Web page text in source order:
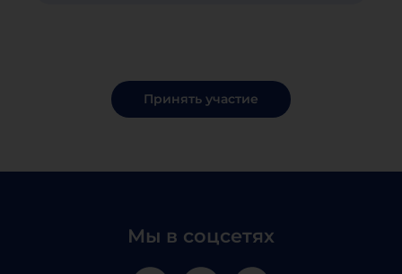
Принять участие
Мы в соцсетях